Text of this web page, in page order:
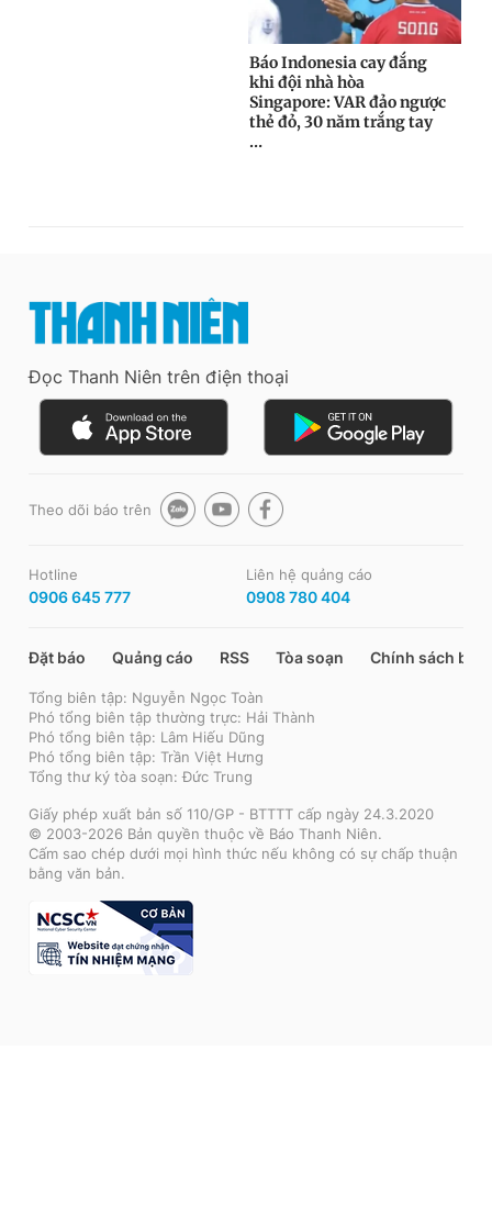
Đọc Thanh Niên trên điện thoại
Theo dõi báo trên
Hotline
0906 645 777
Liên hệ quảng cáo
0908 780 404
Đặt báo Quảng cáo RSS Tòa soạn Chính sách bảo
Tổng biên tập: Nguyễn Ngọc Toàn
Phó tổng biên tập thường trực: Hải Thành
Phó tổng biên tập: Lâm Hiếu Dũng
Phó tổng biên tập: Trần Việt Hưng
Tổng thư ký tòa soạn: Đức Trung
Giấy phép xuất bản số 110/GP - BTTTT cấp ngày 24.3.2020
© 2003-2026 Bản quyền thuộc về Báo Thanh Niên.
Cấm sao chép dưới mọi hình thức nếu không có sự chấp thuận
bằng văn bản.